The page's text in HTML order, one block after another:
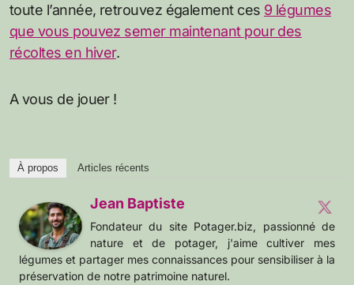
toute l’année, retrouvez également ces 9 légumes
que vous pouvez semer maintenant pour des
récoltes en hiver.
A vous de jouer !
À propos Articles récents
Jean Baptiste
Fondateur du site Potager.biz, passionné de
nature et de potager, j'aime cultiver mes
légumes et partager mes connaissances pour sensibiliser à la
préservation de notre patrimoine naturel.